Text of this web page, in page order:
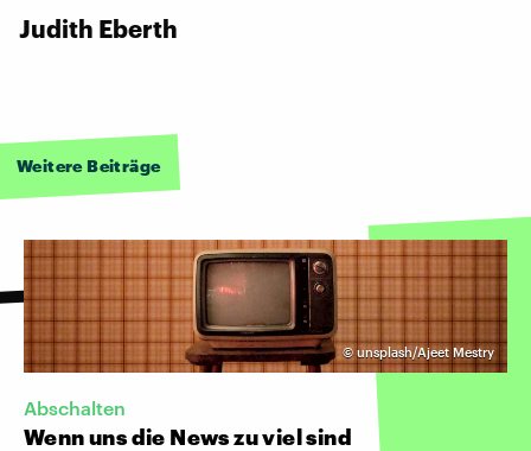
Judith Eberth
Weitere Beiträge
© unsplash/Ajeet Mestry
Abschalten
Wenn uns die News zu viel sind